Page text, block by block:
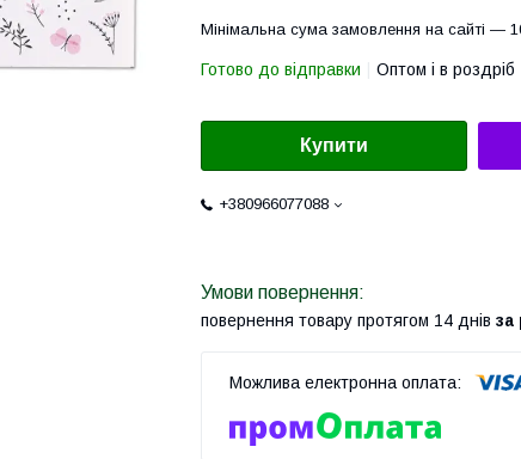
Мінімальна сума замовлення на сайті —
Готово до відправки Оптом і в роздріб
Купити
+380966077088
повернення товару протягом 14 днів за